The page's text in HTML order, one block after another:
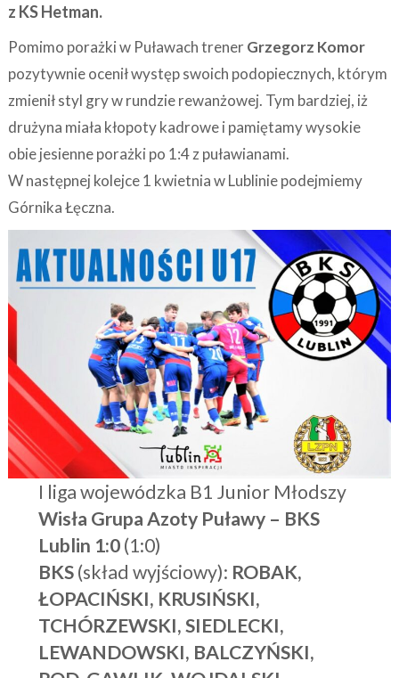
z KS Hetman.
Pomimo porażki w Puławach trenerGrzegorz Komor
pozytywnie ocenił występ swoich podopiecznych, którym
zmienił styl gry w rundzie rewanżowej. Tym bardziej, iż
drużyna miała kłopoty kadrowe i pamiętamy wysokie
obie jesienne porażki po 1:4 z puławianami.
W następnej kolejce 1 kwietnia w Lublinie podejmiemy
Górnika Łęczna.
I liga wojewódzka B1 Junior Młodszy
Wisła Grupa Azoty Puławy – BKS
Lublin 1:0(1:0)
BKS(skład wyjściowy): ROBAK,
ŁOPACIŃSKI, KRUSIŃSKI,
TCHÓRZEWSKI, SIEDLECKI,
LEWANDOWSKI, BALCZYŃSKI,